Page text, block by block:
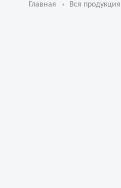
Главная Вся